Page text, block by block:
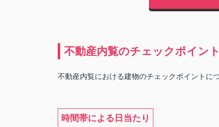
不動産内覧のチェックポイン
不動産内覧における建物のチェックポイントに
時間帯による日当たり